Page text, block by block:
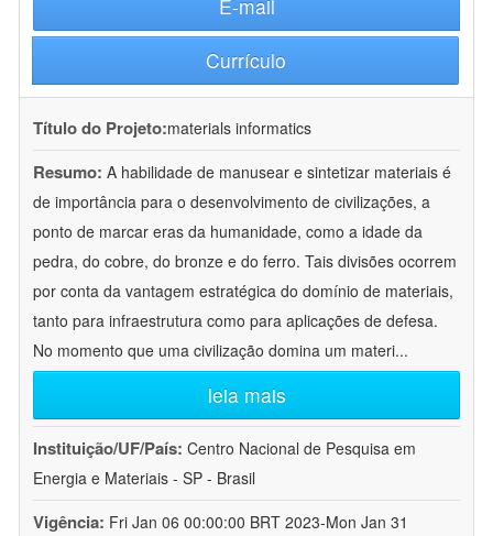
E-mail
Currículo
Título do Projeto:materials informatics
Resumo: A habilidade de manusear e sintetizar materiais é
de importância para o desenvolvimento de civilizações, a
ponto de marcar eras da humanidade, como a idade da
pedra, do cobre, do bronze e do ferro. Tais divisões ocorrem
por conta da vantagem estratégica do domínio de materiais,
tanto para infraestrutura como para aplicações de defesa.
No momento que uma civilização domina um materi...
leia mais
Instituição/UF/País: Centro Nacional de Pesquisa em
Energia e Materiais - SP - Brasil
Vigência: Fri Jan 06 00:00:00 BRT 2023-Mon Jan 31